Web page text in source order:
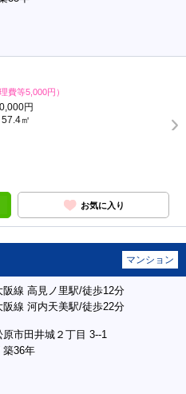
理費等5,000円）
円
㎡
お気に入り
マンション
阪線 高見ノ里駅/徒歩12分
阪線 河内天美駅/徒歩22分
原市田井城２丁目 3--1
築36年